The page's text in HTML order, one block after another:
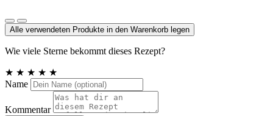
Alle verwendeten Produkte in den Warenkorb legen
Wie viele Sterne bekommt dieses Rezept?
★ ★ ★ ★ ★
Name
Kommentar